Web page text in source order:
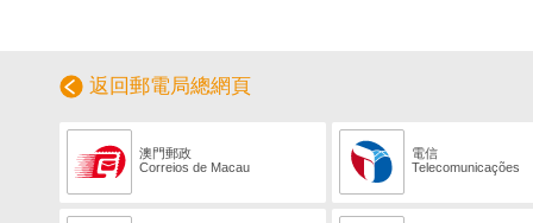
返回郵電局總網頁
澳門郵政
Correios de Macau
電信
Telecomunicações